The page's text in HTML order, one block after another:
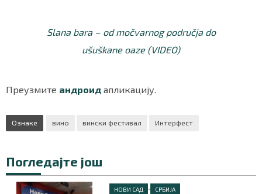
Slana bara – od močvarnog područja do
ušuškane oaze (VIDEO)
Преузмите андроид апликацију.
Ознаке вино вински фестивал Интерфест
Погледајте још
НОВИ САД • СРБИЈА